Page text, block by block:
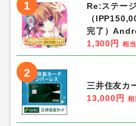
1
Re:ステー
（
完了）
1,300円
相当
2
三井住友カ
13,000円
相